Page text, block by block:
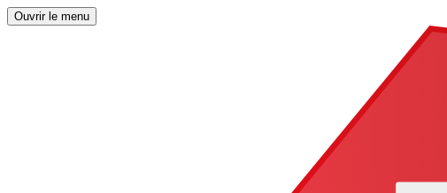
Ouvrir le menu